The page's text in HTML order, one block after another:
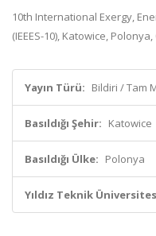
10th International Exergy,
(IEEES-10), Katowice,
Yayın Türü: Bildiri / Tam
Basıldığı Şehir: Katowice
Basıldığı Ülke: Polonya
Yıldız Teknik